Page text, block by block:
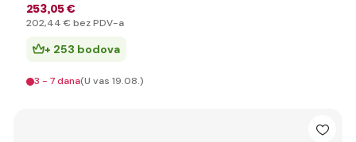
253,05 €
202,44 € bez PDV-a
+ 253 bodova
3 - 7 dana(U vas 19.08.)